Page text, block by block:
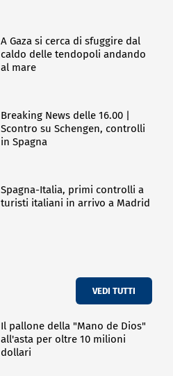
A Gaza si cerca di sfuggire dal
caldo delle tendopoli andando
al mare
Breaking News delle 16.00 |
Scontro su Schengen, controlli
in Spagna
Spagna-Italia, primi controlli a
turisti italiani in arrivo a Madrid
VEDI TUTTI
Il pallone della "Mano de Dios"
all'asta per oltre 10 milioni
dollari